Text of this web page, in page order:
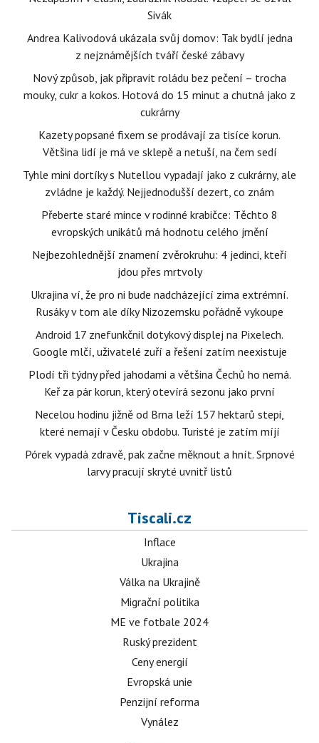
Sivák
Andrea Kalivodová ukázala svůj domov: Tak bydlí jedna
z nejznámějších tváří české zábavy
Nový způsob, jak připravit roládu bez pečení – trocha
mouky, cukr a kokos. Hotová do 15 minut a chutná jako z
cukrárny
Kazety popsané fixem se prodávají za tisíce korun.
Většina lidí je má ve sklepě a netuší, na čem sedí
Tyhle mini dortíky s Nutellou vypadají jako z cukrárny, ale
zvládne je každý. Nejjednodušší dezert, co znám
Přeberte staré mince v rodinné krabičce: Těchto 8
evropských unikátů má hodnotu celého jmění
Nejbezohlednější znamení zvěrokruhu: 4 jedinci, kteří
jdou přes mrtvoly
Ukrajina ví, že pro ni bude nadcházející zima extrémní.
Rusáky v tom ale díky Nizozemsku pořádně vykoupe
Android 17 znefunkčnil dotykový displej na Pixelech.
Google mlčí, uživatelé zuří a řešení zatím neexistuje
Plodí tři týdny před jahodami a většina Čechů ho nemá.
Keř za pár korun, který otevírá sezonu jako první
Necelou hodinu jižně od Brna leží 157 hektarů stepi,
které nemají v Česku obdobu. Turisté je zatím míjí
Pórek vypadá zdravě, pak začne měknout a hnít. Srpnové
larvy pracují skryté uvnitř listů
Tiscali.cz
Inflace
Ukrajina
Válka na Ukrajině
Migrační politika
ME ve fotbale 2024
Ruský prezident
Ceny energií
Evropská unie
Penzijní reforma
Vynález